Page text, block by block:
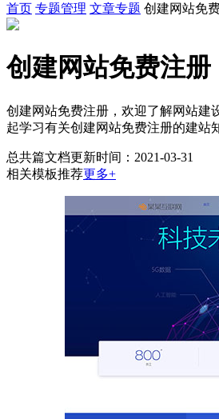
首页 专题管理 文章专题 创建网站免
创建网站免费注册
创建网站免费注册，欢迎了解网站建
起学习有关创建网站免费注册的建站
总共篇文档更新时间：2021-03-31
相关模板推荐更多+